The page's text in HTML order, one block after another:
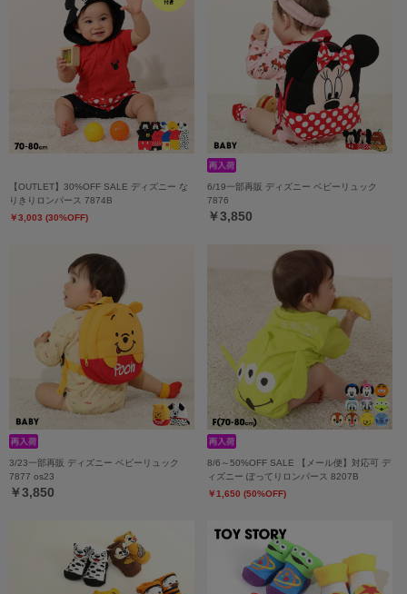
【OUTLET】30%OFF SALE ディズニー な
りきりロンパース 7874B
￥3,003 (30%OFF)
6/19一部再販 ディズニー ベビーリュック
7876
￥3,850
3/23一部再販 ディズニー ベビーリュック
7877 os23
￥3,850
8/6～50%OFF SALE 【メール便】対応可 デ
ィズニー ぽってりロンパース 8207B
￥1,650 (50%OFF)